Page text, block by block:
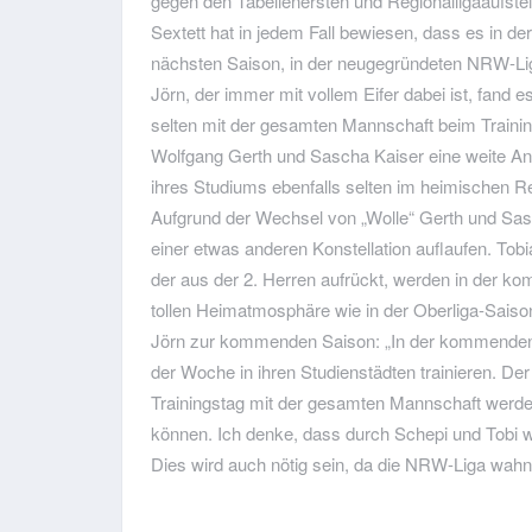
Sextett hat in jedem Fall bewiesen, dass es in
nächsten Saison, in der neugegründeten NRW-
Jörn, der immer mit vollem Eifer dabei ist, fand
selten mit der gesamten Mannschaft beim
Wolfgang Gerth und Sascha Kaiser eine weite
ihres Studiums ebenfalls selten im heimischen
Aufgrund der Wechsel von „Wolle“ Gerth und
einer etwas anderen Konstellation auflaufen.
der aus der 2. Herren aufrückt, werden in der
tollen Heimatmosphäre wie in der Oberliga-
Jörn zur kommenden Saison: „In der
der Woche in ihren Studienstädten trainieren.
Trainingstag mit der gesamten Mannschaft
können. Ich denke, dass durch Schepi und
Dies wird auch nötig sein, da die NRW-Liga